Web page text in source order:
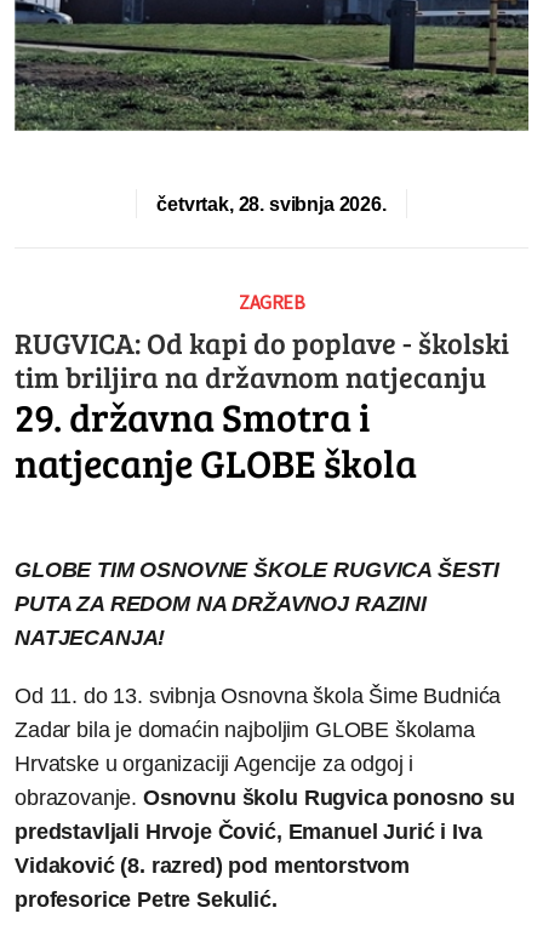
četvrtak, 28. svibnja 2026.
ZAGREB
RUGVICA: Od kapi do poplave - školski
tim briljira na državnom natjecanju
29. državna Smotra i
natjecanje GLOBE škola
GLOBE TIM OSNOVNE ŠKOLE RUGVICA ŠESTI
PUTA ZA REDOM NA DRŽAVNOJ RAZINI
NATJECANJA!
Od 11. do 13. svibnja Osnovna škola Šime Budnića
Zadar bila je domaćin najboljim GLOBE školama
Hrvatske u organizaciji Agencije za odgoj i
obrazovanje. Osnovnu školu Rugvica ponosno su
predstavljali Hrvoje Čović, Emanuel Jurić i Iva
Vidaković (8. razred) pod mentorstvom
profesorice Petre Sekulić.